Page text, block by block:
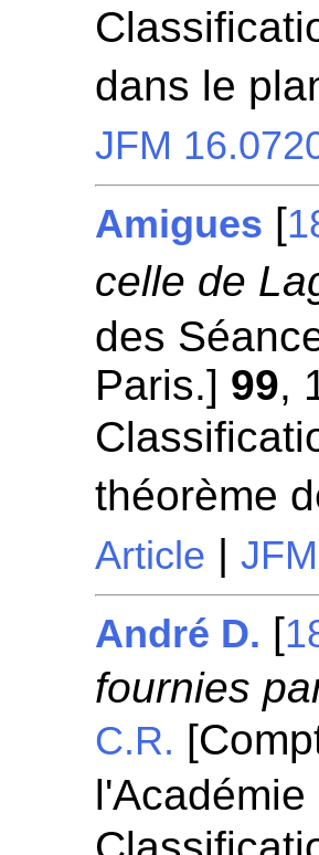
dans le
JFM
Amigues [
celle de
des
Paris.] 99,
théorème
Article |
André D. [
fournies
C.R.